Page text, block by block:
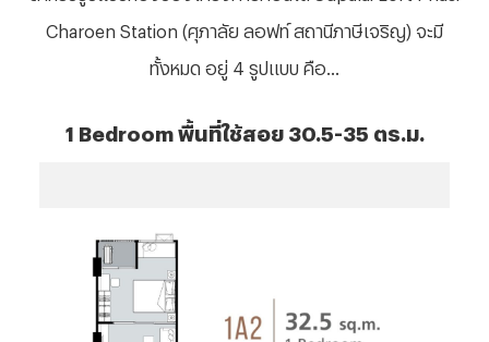
Charoen Station (ศุภาลัย ลอฟท์ สถานีภาษีเจริญ) จะมี
ทั้งหมด อยู่ 4 รูปแบบ คือ...
1 Bedroom พื้นที่ใช้สอย 30.5-35 ตร.ม.